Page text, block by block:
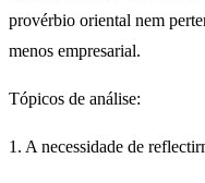
provérbio oriental nem
menos empresarial.
Tópicos de análise:
1. A necessidade de